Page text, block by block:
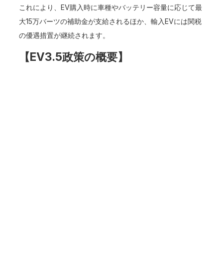
これにより、EV購入時に車種やバッテリー容量に応じて最
大15万バーツの補助金が支給されるほか、輸入EVには関税
の優遇措置が継続されます。
【EV3.5政策の概要】